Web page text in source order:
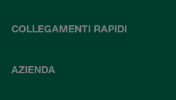
COLLEGAMENTI RAPIDI
AZIENDA